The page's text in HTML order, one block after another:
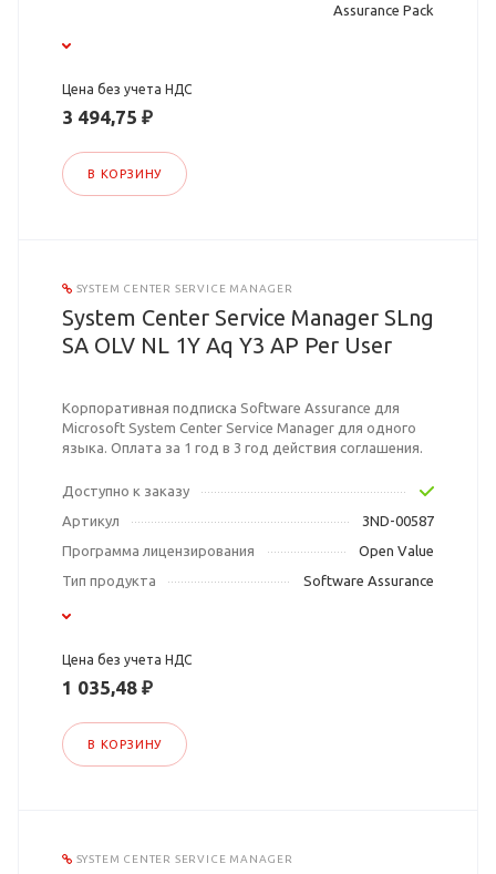
Assurance Pack
Цена без учета НДС
3 494,75 ₽
В КОРЗИНУ
SYSTEM CENTER SERVICE MANAGER
System Center Service Manager SLng
SA OLV NL 1Y Aq Y3 AP Per User
Корпоративная подписка Software Assurance для
Microsoft System Center Service Manager для одного
языка. Оплата за 1 год в 3 год действия соглашения.
Доступно к заказу
Артикул
3ND-00587
Программа лицензирования
Open Value
Тип продукта
Software Assurance
Цена без учета НДС
1 035,48 ₽
В КОРЗИНУ
SYSTEM CENTER SERVICE MANAGER